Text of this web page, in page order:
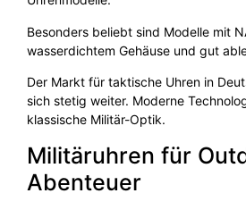
Besonders beliebt sind Modelle mit
wasserdichtem Gehäuse und gut
Der Markt für taktische Uhren in
sich stetig weiter. Moderne
klassische Militär-Optik.
Militäruhren für
Abenteuer